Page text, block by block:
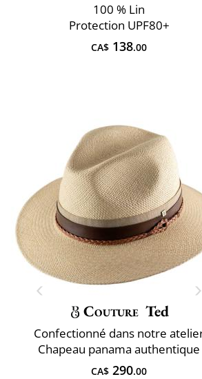
100 % Lin
Protection UPF80+
CA$ 138.00
Couture Ted
Confectionné dans notre
Chapeau panama authentique
CA$ 290.00